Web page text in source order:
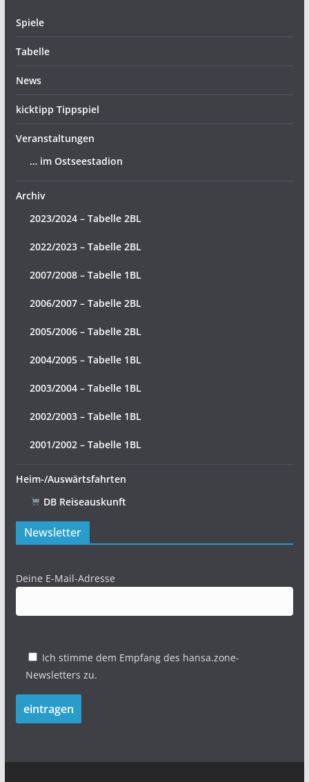
Spiele
Tabelle
News
kicktipp Tippspiel
Veranstaltungen
… im Ostseestadion
Archiv
2023/2024 – Tabelle 2BL
2022/2023 – Tabelle 2BL
2007/2008 – Tabelle 1BL
2006/2007 – Tabelle 2BL
2005/2006 – Tabelle 2BL
2004/2005 – Tabelle 1BL
2003/2004 – Tabelle 1BL
2002/2003 – Tabelle 1BL
2001/2002 – Tabelle 1BL
Heim-/Auswärtsfahrten
DB Reiseauskunft
Newsletter
Deine E-Mail-Adresse
Ich stimme dem Empfang des hansa.zone-
Newsletters zu.